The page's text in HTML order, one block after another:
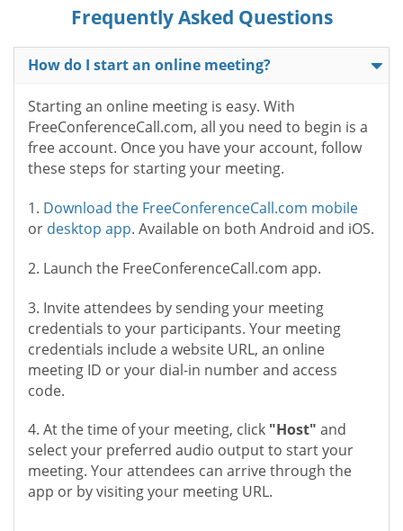
Frequently Asked Questions
How do I start an online meeting?
Starting an online meeting is easy. With
FreeConferenceCall.com, all you need to begin is a
free account. Once you have your account, follow
these steps for starting your meeting.
1. Download the FreeConferenceCall.com mobile
or desktop app. Available on both Android and iOS.
2. Launch the FreeConferenceCall.com app.
3. Invite attendees by sending your meeting
credentials to your participants. Your meeting
credentials include a website URL, an online
meeting ID or your dial-in number and access
code.
4. At the time of your meeting, click "Host" and
select your preferred audio output to start your
meeting. Your attendees can arrive through the
app or by visiting your meeting URL.